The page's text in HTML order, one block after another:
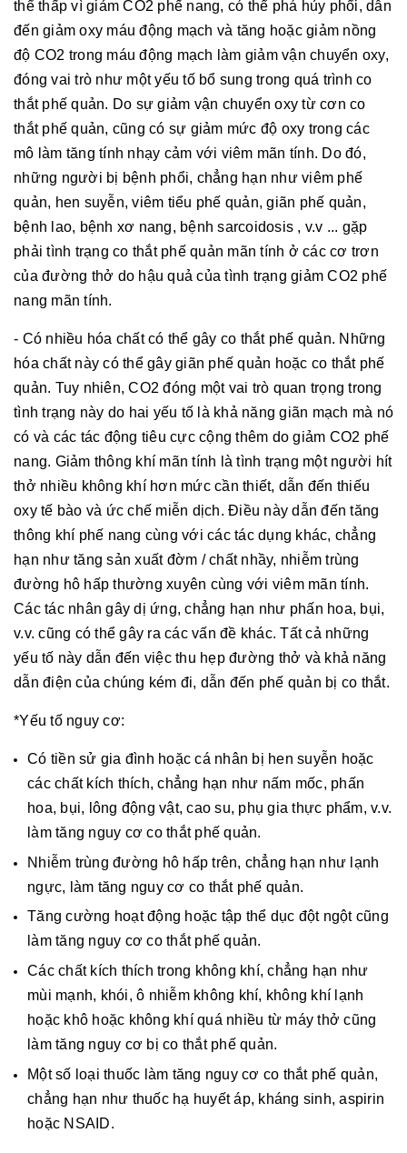
thể thấp vì giảm CO2 phế nang, có thể phá hủy phổi, dẫn
đến giảm oxy máu động mạch và tăng hoặc giảm nồng
độ CO2 trong máu động mạch làm giảm vận chuyển oxy,
đóng vai trò như một yếu tố bổ sung trong quá trình co
thắt phế quản. Do sự giảm vận chuyển oxy từ cơn co
thắt phế quản, cũng có sự giảm mức độ oxy trong các
mô làm tăng tính nhạy cảm với viêm mãn tính. Do đó,
những người bị bệnh phổi, chẳng hạn như viêm phế
quản, hen suyễn, viêm tiểu phế quản, giãn phế quản,
bệnh lao, bệnh xơ nang, bệnh sarcoidosis , v.v ... gặp
phải tình trạng co thắt phế quản mãn tính ở các cơ trơn
của đường thở do hậu quả của tình trạng giảm CO2 phế
nang mãn tính.
- Có nhiều hóa chất có thể gây co thắt phế quản. Những
hóa chất này có thể gây giãn phế quản hoặc co thắt phế
quản. Tuy nhiên, CO2 đóng một vai trò quan trọng trong
tình trạng này do hai yếu tố là khả năng giãn mạch mà nó
có và các tác động tiêu cực cộng thêm do giảm CO2 phế
nang. Giảm thông khí mãn tính là tình trạng một người hít
thở nhiều không khí hơn mức cần thiết, dẫn đến thiếu
oxy tế bào và ức chế miễn dịch. Điều này dẫn đến tăng
thông khí phế nang cùng với các tác dụng khác, chẳng
hạn như tăng sản xuất đờm / chất nhầy, nhiễm trùng
đường hô hấp thường xuyên cùng với viêm mãn tính.
Các tác nhân gây dị ứng, chẳng hạn như phấn hoa, bụi,
v.v. cũng có thể gây ra các vấn đề khác. Tất cả những
yếu tố này dẫn đến việc thu hẹp đường thở và khả năng
dẫn điện của chúng kém đi, dẫn đến phế quản bị co thắt.
*Yếu tố nguy cơ:
Có tiền sử gia đình hoặc cá nhân bị hen suyễn hoặc
các chất kích thích, chẳng hạn như nấm mốc, phấn
hoa, bụi, lông động vật, cao su, phụ gia thực phẩm, v.v.
làm tăng nguy cơ co thắt phế quản.
Nhiễm trùng đường hô hấp trên, chẳng hạn như lạnh
ngực, làm tăng nguy cơ co thắt phế quản.
Tăng cường hoạt động hoặc tập thể dục đột ngột cũng
làm tăng nguy cơ co thắt phế quản.
Các chất kích thích trong không khí, chẳng hạn như
mùi mạnh, khói, ô nhiễm không khí, không khí lạnh
hoặc khô hoặc không khí quá nhiều từ máy thở cũng
làm tăng nguy cơ bị co thắt phế quản.
Một số loại thuốc làm tăng nguy cơ co thắt phế quản,
chẳng hạn như thuốc hạ huyết áp, kháng sinh, aspirin
hoặc NSAID.